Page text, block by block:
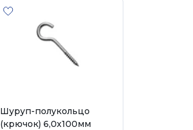
Шуруп-полукольцо
(крючок) 6,0х100мм